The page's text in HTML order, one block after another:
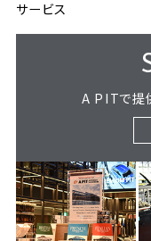
サービス
A PITで提